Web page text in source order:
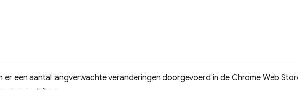
er een aantal langverwachte veranderingen doorgevoerd in de Chrome Web